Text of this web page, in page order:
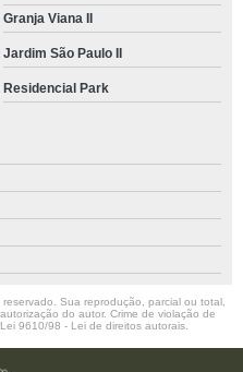
Granja Viana II
Jardim São Paulo II
Residencial Park
Sua reprodução, parcial ou total,
do autor. Crime de violação de
Lei 9610/98 - Lei de direitos autorais